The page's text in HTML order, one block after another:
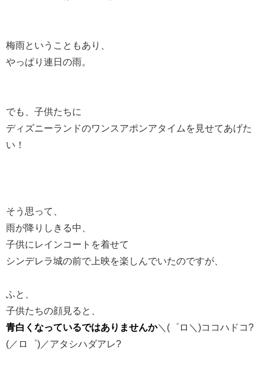
梅雨ということもあり、
やっぱり連日の雨。
でも、子供たちに
ディズニーランドのワンスアポンアタイムを見せてあげた
い！
そう思って、
雨が降りしきる中、
子供にレインコートを着せて
シンデレラ城の前で上映を楽しんでいたのですが、
ふと、
子供たちの顔見ると、
青白くなっているではありませんか＼(゜ロ＼)ココハドコ?
(／ロ゜)／アタシハダアレ?